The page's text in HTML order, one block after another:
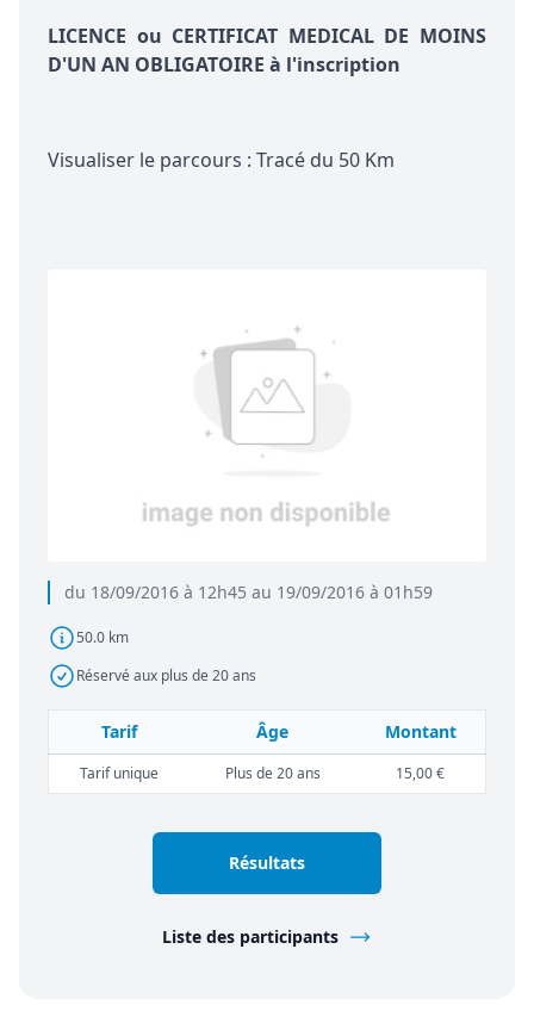
du 18/09/2016 à 12h45 au 19/09/2016 à 01h59
50.0 km
Réservé aux plus de 20 ans
LICENCE ou CERTIFICAT MEDICAL DE MOINS
D'UN AN OBLIGATOIRE à l'inscription
Visualiser le parcours : Tracé du 50 Km
Tarif Âge Montant
Tarif unique Plus de 20 ans 15,00 €
Résultats
Liste des participants